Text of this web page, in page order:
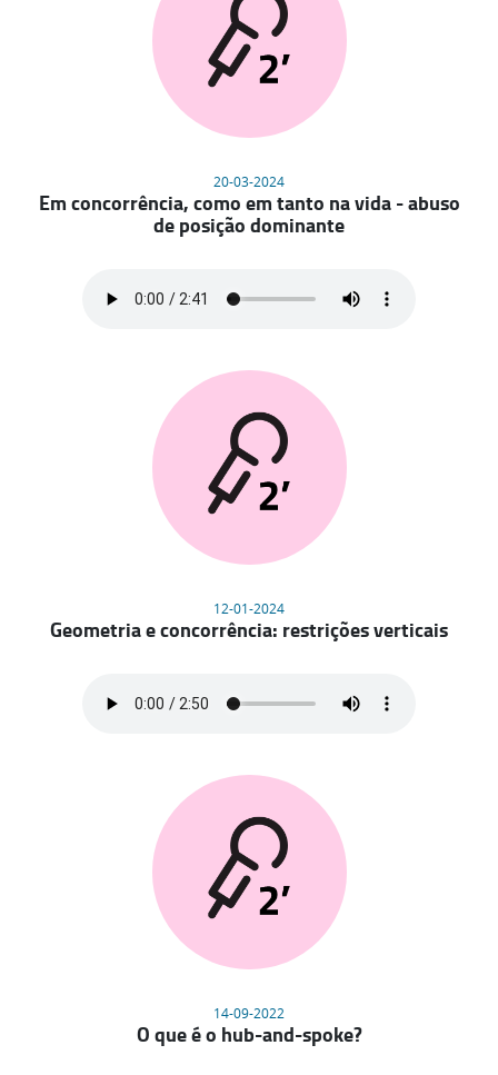
20-03-2024
Em concorrência, como em tanto na vida - abuso
de posição dominante
12-01-2024
Geometria e concorrência: restrições verticais
14-09-2022
O que é o hub-and-spoke?